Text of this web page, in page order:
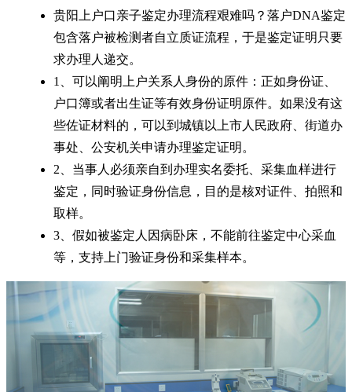
贵阳上户口亲子鉴定办理流程艰难吗？落户DNA鉴定
包含落户被检测者自立质证流程，于是鉴定证明只要
求办理人递交。
1、可以阐明上户关系人身份的原件：正如身份证、
户口簿或者出生证等有效身份证明原件。如果没有这
些佐证材料的，可以到城镇以上市人民政府、街道办
事处、公安机关申请办理鉴定证明。
2、当事人必须亲自到办理实名委托、采集血样进行
鉴定，同时验证身份信息，目的是核对证件、拍照和
取样。
3、假如被鉴定人因病卧床，不能前往鉴定中心采血
等，支持上门验证身份和采集样本。